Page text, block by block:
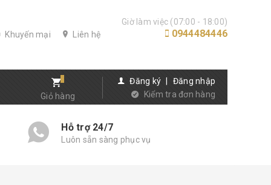
Khuyến mại Liên hệ
Giờ làm việc (07:00 - 18:00)
0944484446
Giỏ hàng
Đăng ký
Đăng nhập
Kiểm tra đơn hàng
Hỗ trợ 24/7
Luôn sẵn sàng phục vụ